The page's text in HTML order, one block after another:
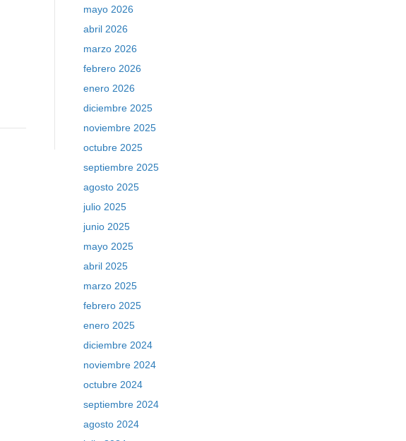
mayo 2026
abril 2026
marzo 2026
febrero 2026
enero 2026
diciembre 2025
noviembre 2025
octubre 2025
septiembre 2025
agosto 2025
julio 2025
junio 2025
mayo 2025
abril 2025
marzo 2025
febrero 2025
enero 2025
diciembre 2024
noviembre 2024
octubre 2024
septiembre 2024
agosto 2024